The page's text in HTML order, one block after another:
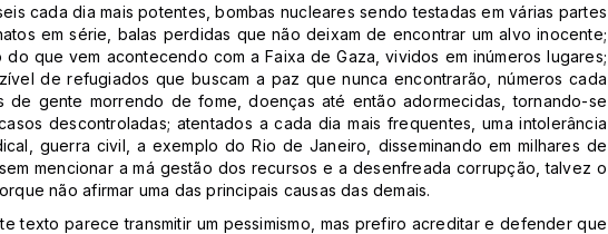
cada dia mais potentes, bombas nucleares sendo testadas em várias partes
em série, balas perdidas que não deixam de encontrar um alvo inocente;
que vem acontecendo com a Faixa de Gaza, vividos em inúmeros lugares;
de refugiados que buscam a paz que nunca encontrarão, números cada
de gente morrendo de fome, doenças até então adormecidas, tornando-se
descontroladas; atentados a cada dia mais frequentes, uma intolerância
guerra civil, a exemplo do Rio de Janeiro, disseminando em milhares de
mencionar a má gestão dos recursos e a desenfreada corrupção, talvez o
não afirmar uma das principais causas das demais.
texto parece transmitir um pessimismo, mas prefiro acreditar e defender que